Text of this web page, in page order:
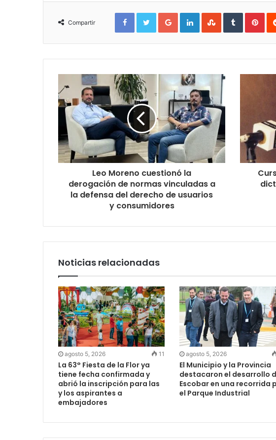
Compartir
FacebookTwitterGoogle+LinkedInStumbleUpon
Tumblr
Leo Moreno cuestionó la
derogación de normas vinculadas a
la defensa del derecho de usuarios
y consumidores
Noticias relacionadas
agosto 5, 2026 11
La 63° Fiesta de la Flor ya
tiene fecha confirmada y
abrió la inscripción para las
y los aspirantes a
embajadores
agosto 5, 2026
El Municipio y la Provincia
destacaron el desarrollo
Escobar en una recorrida
el Parque Industrial